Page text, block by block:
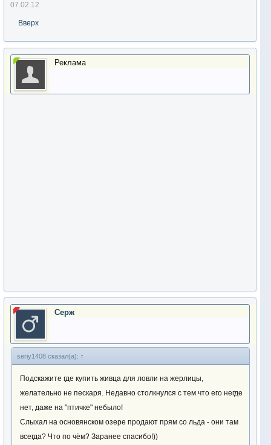
07.02.12
Вверх
Реклама
Серж
seriy1408 сказал(а): ↑
Подскажите где купить живца для ловли на жерлицы,
желательно не пескаря. Недавно столкнулся с тем что его негде
нет, даже на "птичке" небыло!
Слыхал на основянском озере продают прям со льда - они там
всегда? Что по чём? Заранее спасибо!))